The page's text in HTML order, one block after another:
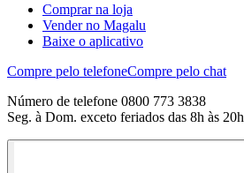
Comprar na loja
Vender no Magalu
Baixe o aplicativo
Compre pelo telefoneCompre pelo chat
Número de telefone 0800 773 3838
Seg. à Dom. exceto feriados das 8h às 20h